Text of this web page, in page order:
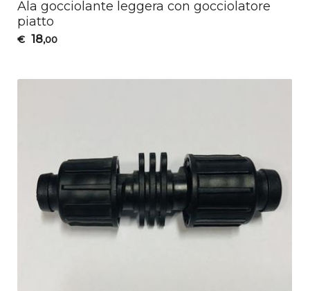
Ala gocciolante leggera con gocciolatore
piatto
€ 18,00